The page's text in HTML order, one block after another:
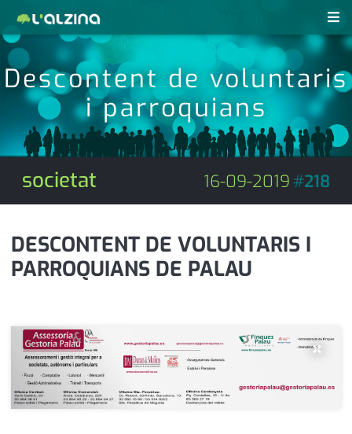
últimes notícies
activitats
agenda
empresa
medi ambient
opinió
revistes pdf
anunciants
subscripció
contacte
calendari
Descontent de voluntaris
i parroquians
societat 16-09-2019#218
DESCONTENT DE VOLUNTARIS I
PARROQUIANS DE PALAU
×